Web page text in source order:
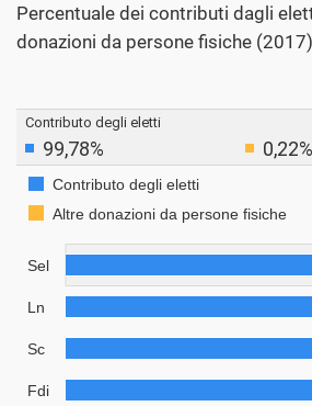
Percentuale dei contributi dagli
donazioni da persone fisiche (2017)